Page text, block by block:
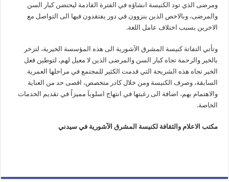
ومرضى الذي تود الكنيسة انشاؤه في الفترة القادمة ليحتضن كبار السن
والمرضى، وبالاخص الذين ينزوون في دور يفتقدون فيها الى التواصل مع
الاخرين بسبب اختلاف عامل اللغة.
وتأتي التفاتة كنيسة المشرق الآشورية الى هذه المؤسسة الخيرية، لتزخر
بالخير والرحمة تجاه كبار السن والمرضى الذين لا معيل لهم، لتوطين فعل
الخير تجاه هذه الشريحة التي قدمت الكثير للمجتمع في مراحلها العمرية
السابقة، وصرف الكنيسة ومن خلال كادر متخصص، اقصى حد من العناية
والاهتمام بهم، اضافة الى رغبتها في انتهاج اسلوباَ مميزاً في تقديم الخدمات
الخاصة.
مكتب الاعلام والثقافة لكنيسة المشرق الآشورية في سيدني